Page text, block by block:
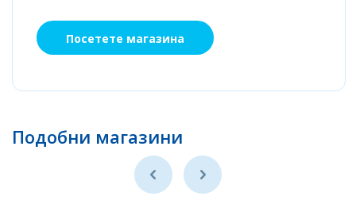
Посетете магазина
Подобни магазини